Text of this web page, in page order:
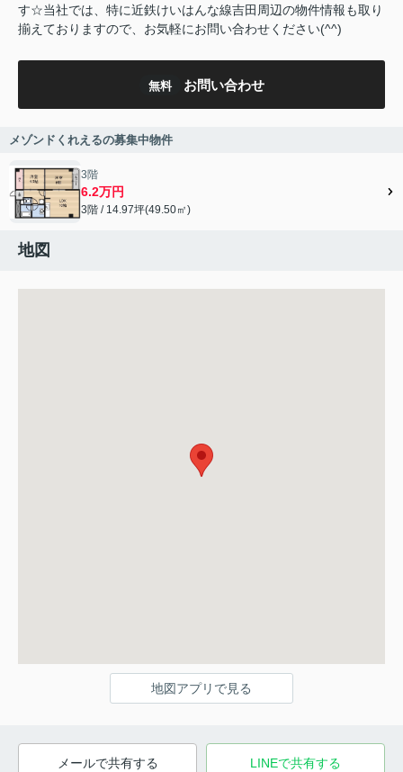
す☆当社では、特に近鉄けいはんな線吉田周辺の物件情報も取り
揃えておりますので、お気軽にお問い合わせください(^^)
無料 お問い合わせ
メゾンドくれえるの募集中物件
3階
6.2万円
3階 / 14.97坪(49.50㎡)
地図
地図アプリで見る
メールで共有する LINEで共有する